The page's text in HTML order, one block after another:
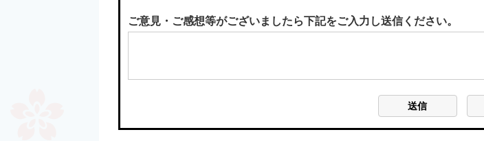
ご意見・ご感想等がございましたら下記をご入力し送信ください。